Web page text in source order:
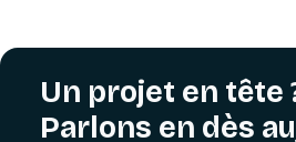
Un projet en tête
Parlons en dès